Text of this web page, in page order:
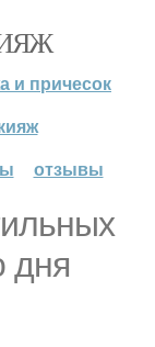
и причесок
отзывы
дня